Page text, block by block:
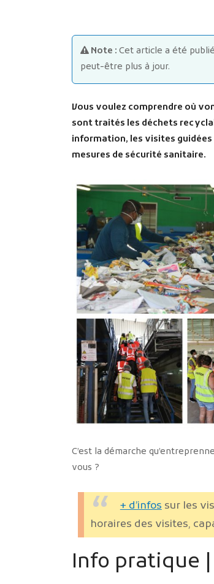
Note : Cet article a été
peut-être plus à jour.
Vous voulez comprendre où
sont traités les déchets
information, les visites
mesures de sécurité sanitaire.
C’est la démarche
vous ?
+ d’infossur les
horaires des visites,
Info pratique